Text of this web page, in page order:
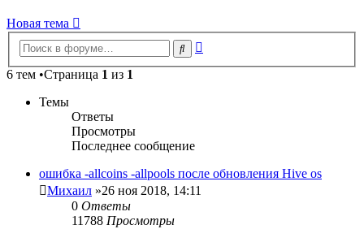
Новая тема
Поиск
6 тем •Страница 1 из 1
Темы
Ответы
Просмотры
Последнее сообщение
ошибка -allcoins -allpools после обновления Hive os
Михаил »26 ноя 2018, 14:11
0 Ответы
11788 Просмотры